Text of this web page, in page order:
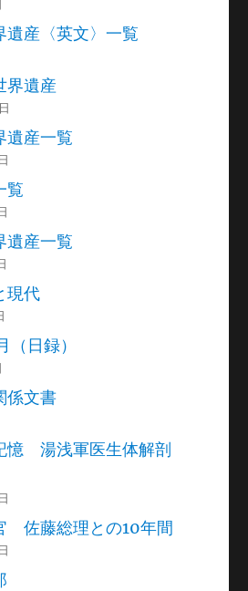
遺産〈英文〉一覧
界遺産
遺産一覧
覧
遺産一覧
現代
日録）
係文書
憶 湯浅軍医生体解剖
佐藤総理との10年間